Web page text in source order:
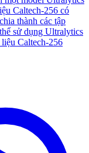
Caltech-256 có
thành các tập
sử dụng Ultralytics
Caltech-256